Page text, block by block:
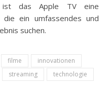
ist das Apple TV eine
ein umfassendes und
suchen.
filme
innovationen
streaming
technologie